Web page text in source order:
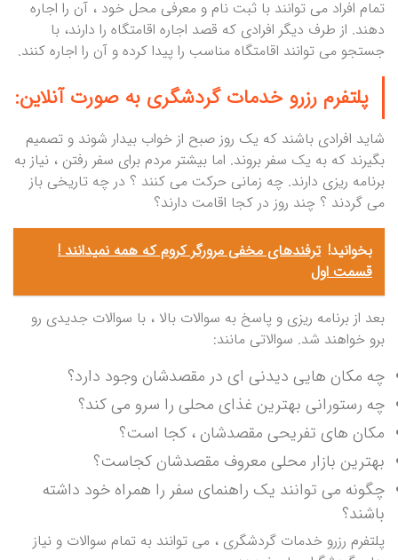
تمام افراد می توانند با ثبت نام و معرفی محل خود ، آن را اجاره
دهند. از طرف دیگر افرادی که قصد اجاره اقامتگاه را دارند، با
جستجو می توانند اقامتگاه مناسب را پیدا کرده و آن را اجاره کنند.
پلتفرم رزرو خدمات گردشگری به صورت آنلاین:
شاید افرادی باشند که یک روز صبح از خواب بیدار شوند و تصمیم
بگیرند که به یک سفر بروند. اما بیشتر مردم برای سفر رفتن ، نیاز به
برنامه ریزی دارند. چه زمانی حرکت می کنند ؟ در چه تاریخی باز
می گردند ؟ چند روز در کجا اقامت دارند؟
بخوانید! ترفندهای مخفی مرورگر کروم که همه نمیدانند !
قسمت اول
بعد از برنامه ریزی و پاسخ به سوالات بالا ، با سوالات جدیدی رو
برو خواهند شد. سوالاتی مانند:
چه مکان هایی دیدنی ای در مقصدشان وجود دارد؟
چه رستورانی بهترین غذای محلی را سرو می کند؟
مکان های تفریحی مقصدشان ، کجا است؟
بهترین بازار محلی معروف مقصدشان کجاست؟
چگونه می توانند یک راهنمای سفر را همراه خود داشته
باشند؟
پلتفرم رزرو خدمات گردشگری ، می توانند به تمام سوالات و نیاز